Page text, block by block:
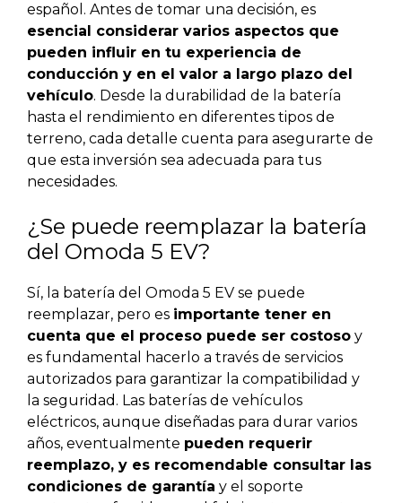
español. Antes de tomar una decisión, es
esencial considerar varios aspectos que
pueden influir en tu experiencia de
conducción y en el valor a largo plazo del
vehículo. Desde la durabilidad de la batería
hasta el rendimiento en diferentes tipos de
terreno, cada detalle cuenta para asegurarte de
que esta inversión sea adecuada para tus
necesidades.
¿Se puede reemplazar la batería
del Omoda 5 EV?
Sí, la batería del Omoda 5 EV se puede
reemplazar, pero es importante tener en
cuenta que el proceso puede ser costoso y
es fundamental hacerlo a través de servicios
autorizados para garantizar la compatibilidad y
la seguridad. Las baterías de vehículos
eléctricos, aunque diseñadas para durar varios
años, eventualmente pueden requerir
reemplazo, y es recomendable consultar las
condiciones de garantía y el soporte